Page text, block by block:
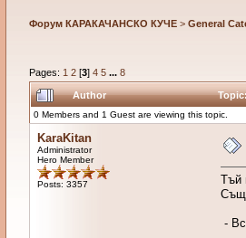
Форум КАРАКАЧАНСКО КУЧЕ> General
Pages: 1 2[3] 4 5 ... 8
Author
0 Members and 1 Guest are viewing this topic.
KaraKitan
Administrator
Hero Member
Posts: 3357
Тъй
-